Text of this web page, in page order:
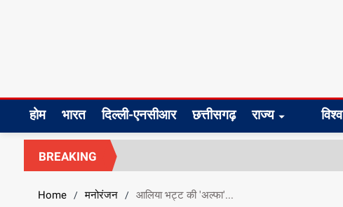
होम भारत दिल्ली-एनसीआर छत्तीसगढ़ राज्य विश्व
BREAKING
Home / मनोरंजन / आलिया भट्ट की 'अल्फा'...